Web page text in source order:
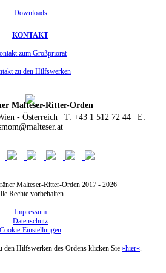
Downloads
KONTAKT
zum Großpriorat
zu den Hilfswerken
Malteser-Ritter-Orden
- Österreich | T: +43 1 512 72 44 | E:
Malteser-Ritter-Orden 2017 - 2026
Rechte vorbehalten.
Impressum
Datenschutz
Cookie-Einstellungen
den Hilfswerken des Ordens klicken Sie »hier«